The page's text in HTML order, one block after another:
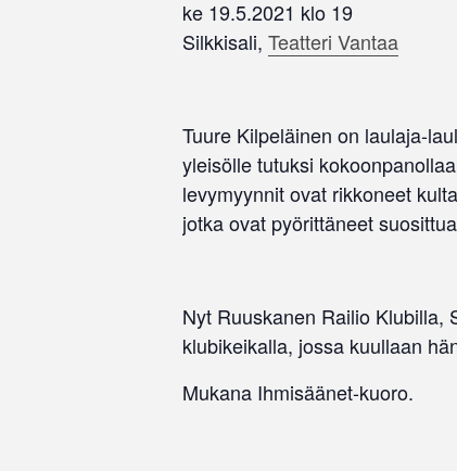
ke 19.5.2021 klo 19
Silkkisali, Teatteri Vantaa
Tuure Kilpeläinen on laulaja-
yleisölle tutuksi
levymyynnit ovat rikkoneet
jotka ovat pyörittäneet
Nyt Ruuskanen Railio Klubilla,
klubikeikalla, jossa kuullaan
Mukana Ihmisäänet-kuoro.